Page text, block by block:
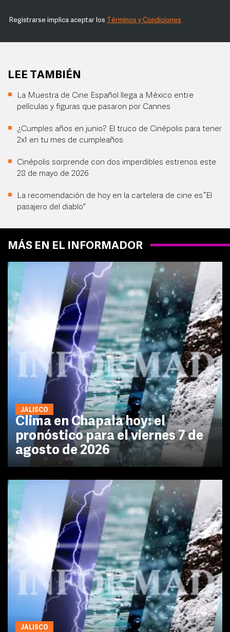
Registrarse implica aceptar los Términos y Condiciones
LEE TAMBIÉN
La Muestra de Cine Español llega a México entre
películas y figuras que pasaron por Cannes
¿Cumples años en junio? El truco de Cinépolis para tener
2x1 en tu mes de cumpleaños
Cinépolis sorprende con dos imperdibles estrenos este
28 de mayo de 2026
La recomendación de hoy en la cartelera de cine es “El
pasajero del diablo”
MÁS EN EL INFORMADOR
JALISCO
Clima en Chapala hoy: el
pronóstico para el viernes 7 de
agosto de 2026
JALISCO